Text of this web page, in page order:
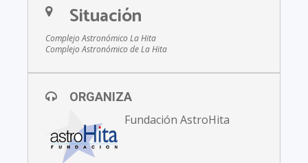
Situación
Complejo Astronómico La Hita
Complejo Astronómico de La Hita
ORGANIZA
Fundación AstroHita